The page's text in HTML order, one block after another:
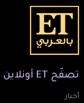
تصفّح ET أونلاين
أخبار